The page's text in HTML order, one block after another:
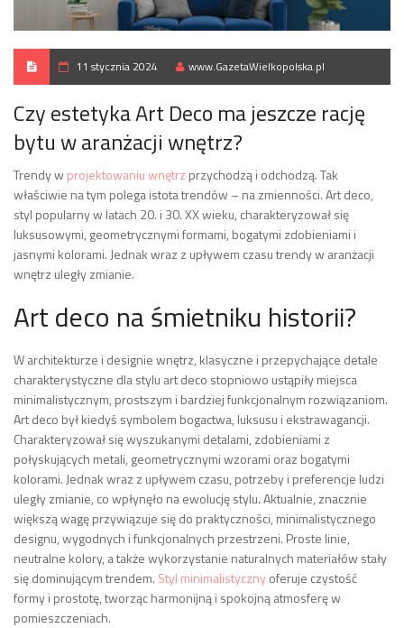
11 stycznia 2024 www.GazetaWielkopolska.pl
Czy estetyka Art Deco ma jeszcze rację
bytu w aranżacji wnętrz?
Trendy w projektowaniu wnętrz przychodzą i odchodzą. Tak
właściwie na tym polega istota trendów – na zmienności. Art deco,
styl popularny w latach 20. i 30. XX wieku, charakteryzował się
luksusowymi, geometrycznymi formami, bogatymi zdobieniami i
jasnymi kolorami. Jednak wraz z upływem czasu trendy w aranżacji
wnętrz uległy zmianie.
Art deco na śmietniku historii?
W architekturze i designie wnętrz, klasyczne i przepychające detale
charakterystyczne dla stylu art deco stopniowo ustąpiły miejsca
minimalistycznym, prostszym i bardziej funkcjonalnym rozwiązaniom.
Art deco był kiedyś symbolem bogactwa, luksusu i ekstrawagancji.
Charakteryzował się wyszukanymi detalami, zdobieniami z
połyskujących metali, geometrycznymi wzorami oraz bogatymi
kolorami. Jednak wraz z upływem czasu, potrzeby i preferencje ludzi
uległy zmianie, co wpłynęło na ewolucję stylu. Aktualnie, znacznie
większą wagę przywiązuje się do praktyczności, minimalistycznego
designu, wygodnych i funkcjonalnych przestrzeni. Proste linie,
neutralne kolory, a także wykorzystanie naturalnych materiałów stały
się dominującym trendem. Styl minimalistycznyoferuje czystość
formy i prostotę, tworząc harmonijną i spokojną atmosferę w
pomieszczeniach.